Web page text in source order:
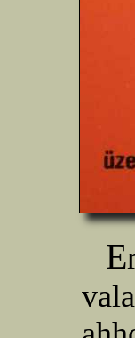
E